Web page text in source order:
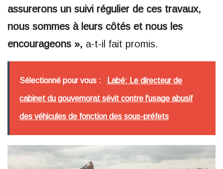
assurerons un suivi régulier de ces travaux,
nous sommes à leurs côtés et nous les
encourageons », a-t-il fait promis.
Sélectionné pour vous : Labé: Le directeur de
cabinet du gouvernorat sévit contre l'usage abusif
des véhicules de fonction des sous-préfets